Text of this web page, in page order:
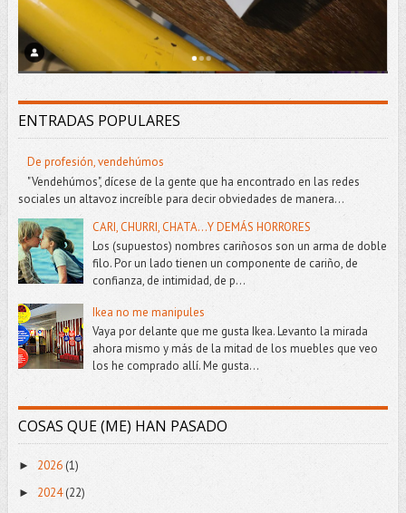
ENTRADAS POPULARES
De profesión, vendehúmos
"Vendehúmos", dícese de la gente que ha encontrado en las redes
sociales un altavoz increíble para decir obviedades de manera...
CARI, CHURRI, CHATA...Y DEMÁS HORRORES
Los (supuestos) nombres cariñosos son un arma de doble
filo. Por un lado tienen un componente de cariño, de
confianza, de intimidad, de p...
Ikea no me manipules
Vaya por delante que me gusta Ikea. Levanto la mirada
ahora mismo y más de la mitad de los muebles que veo
los he comprado allí. Me gusta...
COSAS QUE (ME) HAN PASADO
► 2026(1)
► 2024(22)